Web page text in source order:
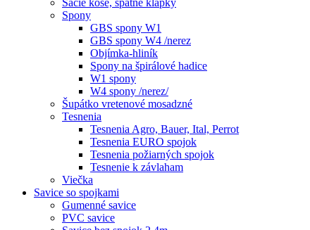
Sacie koše, spätné klapky
Spony
GBS spony W1
GBS spony W4 /nerez
Objímka-hliník
Spony na špirálové hadice
W1 spony
W4 spony /nerez/
Šupátko vretenové mosadzné
Tesnenia
Tesnenia Agro, Bauer, Ital, Perrot
Tesnenia EURO spojok
Tesnenia požiarných spojok
Tesnenie k závlaham
Viečka
Savice so spojkami
Gumenné savice
PVC savice